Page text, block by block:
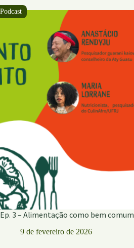
contexto
de
Dhana
Ep. 3 – Alimentação como bem comum
9 de fevereiro de 2026